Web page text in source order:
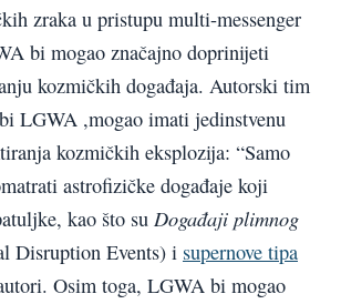
zraka u pristupu multi-messenger
bi mogao značajno doprinijeti
kozmičkih događaja. Autorski tim
LGWA ,mogao imati jedinstvenu
kozmičkih eksplozija: “Samo
astrofizičke događaje koji
kao što su Događaji plimnog
Disruption Events) i supernove tipa
Osim toga, LGWA bi mogao